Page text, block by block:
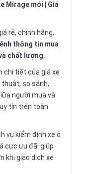
Mirage mới
Giá
rẻ, chính hãng,
thông tin mua
chất lượng.
chi tiết củagiá xe
so sánh,
người mua và
tín trên toàn
vụ kiểm định xe ô
cực ưu đãi giúp
khi giao dịch xe